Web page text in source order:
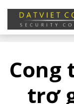
Cong
trợ